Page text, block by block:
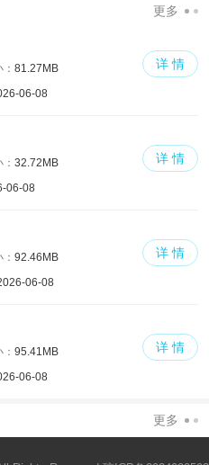
更多
81.27MB
06-08
详 情
32.72MB
06-08
详 情
92.46MB
06-08
详 情
95.41MB
06-08
详 情
更多